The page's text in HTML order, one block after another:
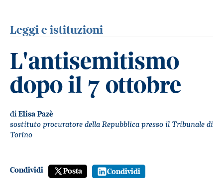
Leggi e istituzioni
L'antisemitismo
dopo il 7 ottobre
diElisa Pazè
sostituto procuratore della Repubblica presso il Tribunale di
Torino
Condividi Posta Condividi